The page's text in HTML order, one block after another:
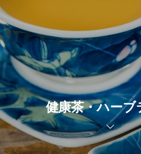
健康茶・ハーブ